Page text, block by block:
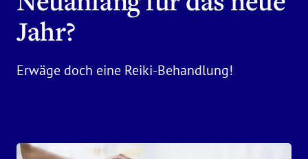
Jahr?
Erwäge doch eine Reiki-Behandlung!